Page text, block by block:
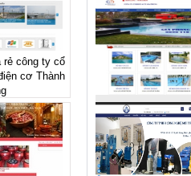
rẻ công ty cổ
cơ Thành